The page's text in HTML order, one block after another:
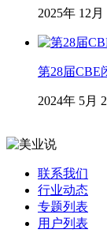
2025年 12月
第28届CBE
2024年 5月
联系我们
行业动态
专题列表
用户列表